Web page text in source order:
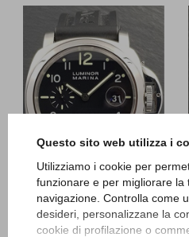
Questo sito web utilizza i
Utilizziamo i cookie per
funzionare e per migliorare la
navigazione. Controlla come
desideri, personalizzane la
cookie di profilazione o
Panerai